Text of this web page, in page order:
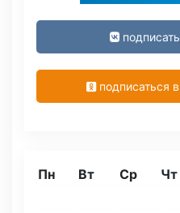
подписаться
Пн Вт Ср Чт